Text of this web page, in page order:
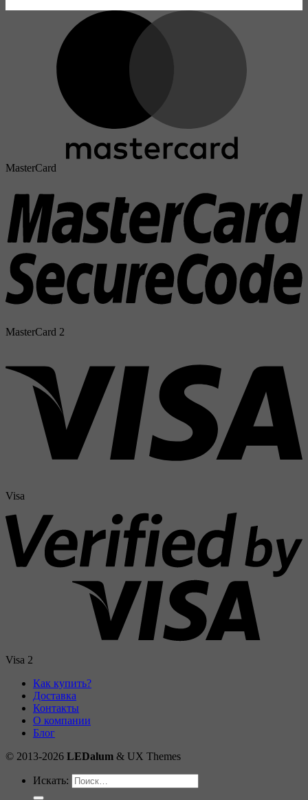
MasterCard
MasterCard 2
Visa
Visa 2
Как купить?
Доставка
Контакты
О компании
Блог
© 2013-2026 LEDalum & UX Themes
Искать: